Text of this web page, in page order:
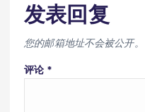
发表回复
您的邮箱地址不会被公开。
评论 *